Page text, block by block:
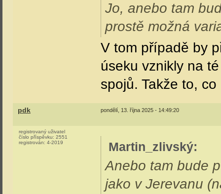
Jo, anebo tam
prostě možná
V tom případě by
úseku vznikly na
spojů. Takže to,
pdk pondělí, 13. října 2025 - 14:49:20
registrovaný uživatel
číslo příspěvku: 2551
registrován: 4-2019 Martin_zlivský:
Anebo tam bude
jako v Jerevanu